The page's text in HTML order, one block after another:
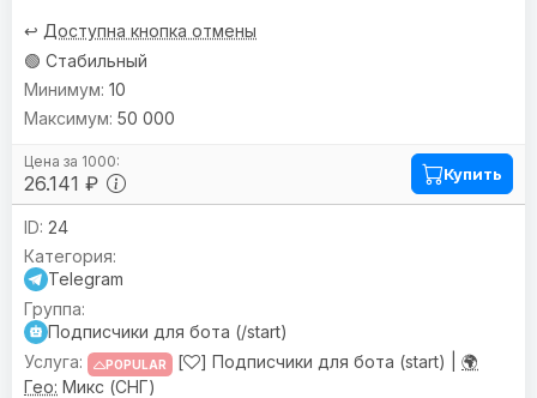
↩️ Доступна кнопка отмены
🟢 Стабильный
26.141 ₽
10
50 000
Купить
24
Telegram
Подписчики для бота (/start)
POPULAR [ ] Подписчики для бота (start) | 🌍
Гео: Микс (СНГ)